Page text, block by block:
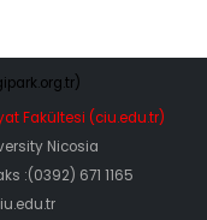
Fakültesi (ciu.edu.tr)
Nicosia
:(0392) 671 1165